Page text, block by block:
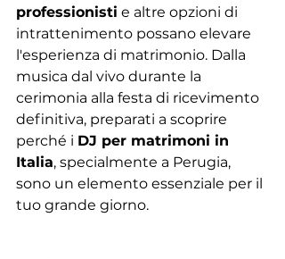
professionisti e altre opzioni di
intrattenimento possano elevare
l'esperienza di matrimonio. Dalla
musica dal vivo durante la
cerimonia alla festa di ricevimento
definitiva, preparati a scoprire
perché i DJ per matrimoni in
Italia, specialmente a Perugia,
sono un elemento essenziale per il
tuo grande giorno.